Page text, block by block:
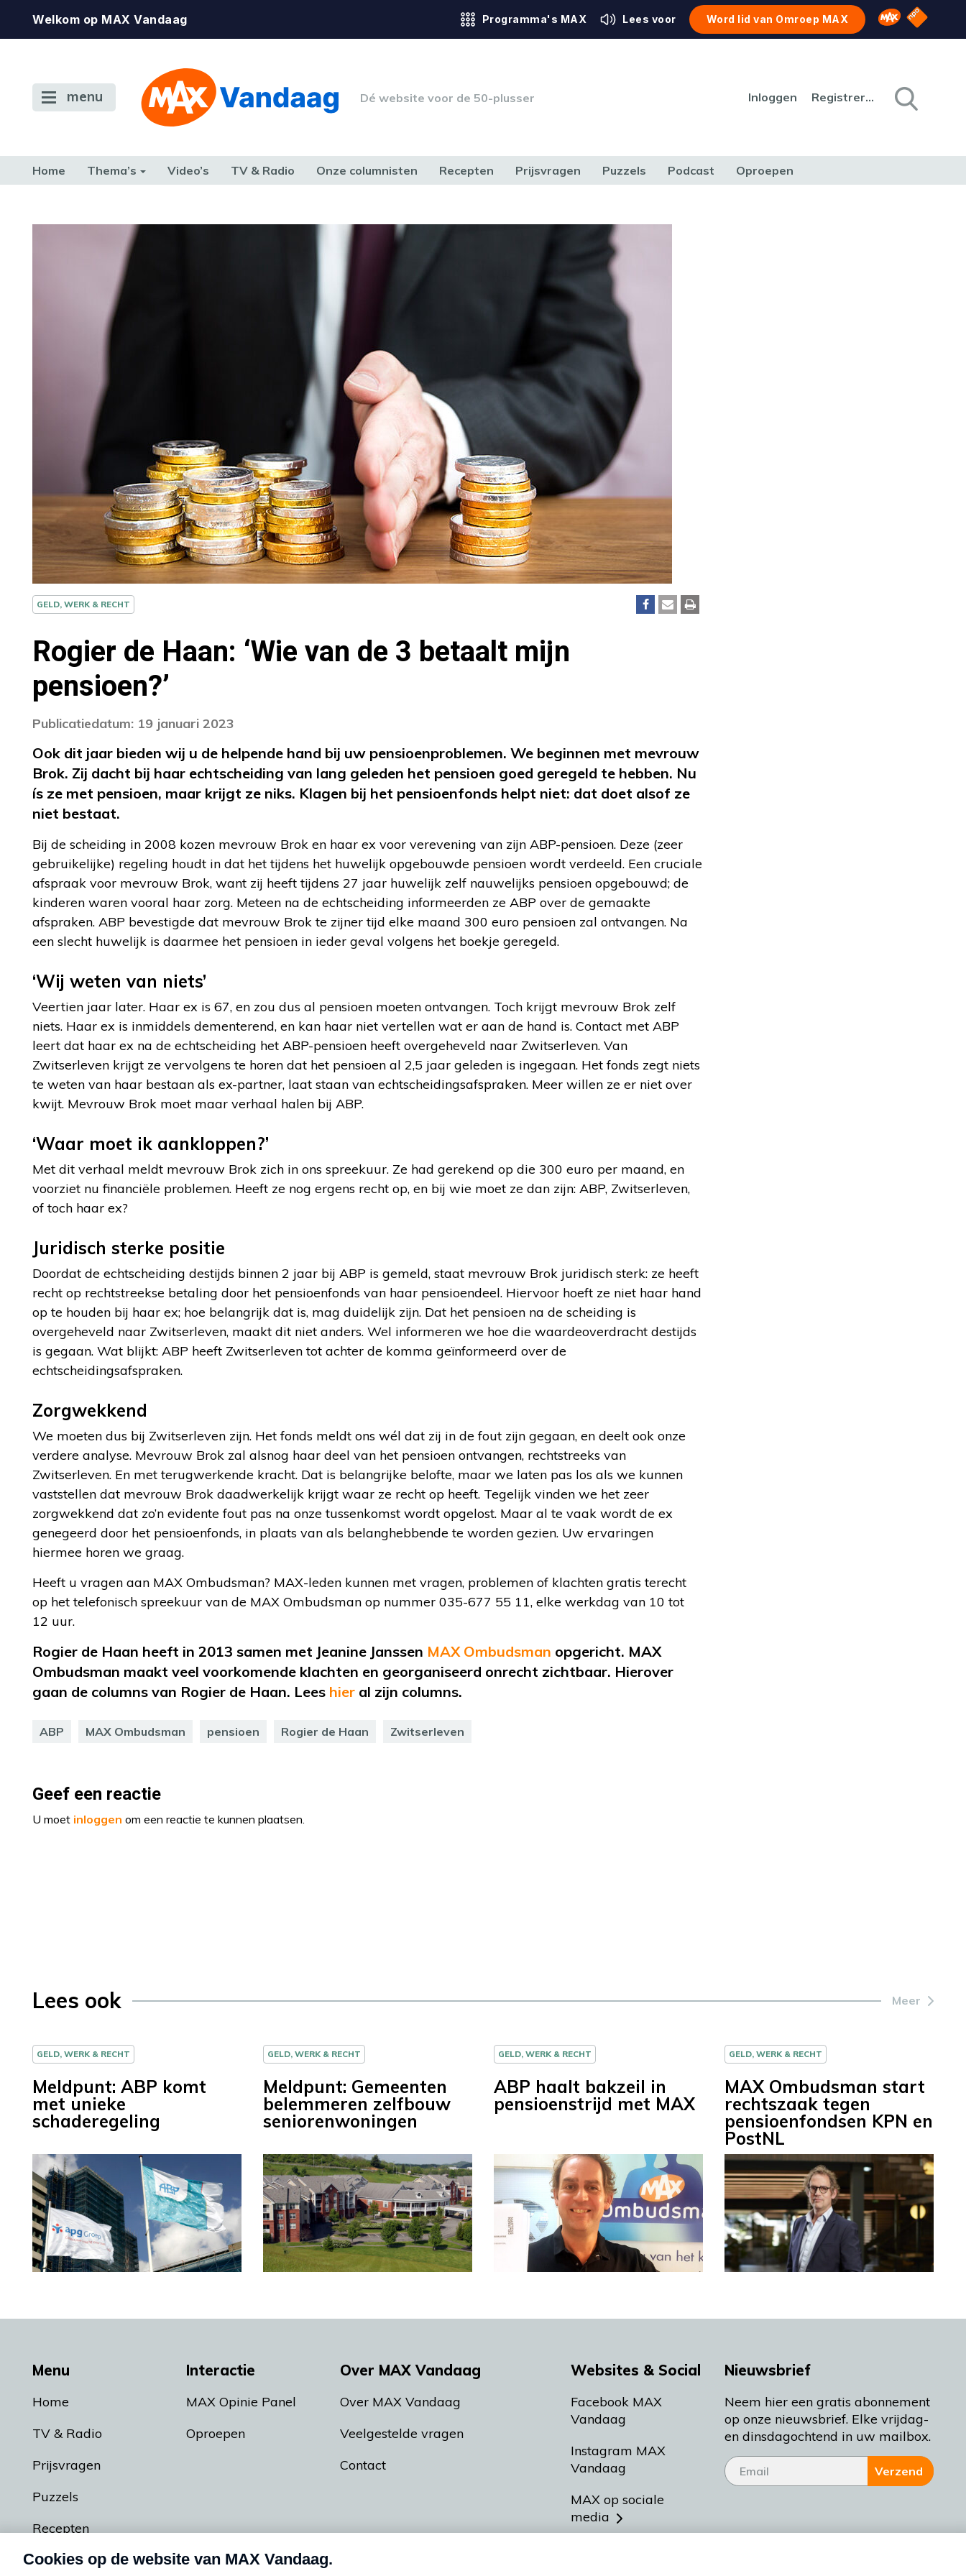
Welkom op MAX Vandaag Programma's MAX Lees voor Word lid van Omroep MAX Omroep MAX
NPO
menu Dé website voor de 50-plusser Inloggen Registreren
Home Thema’s Video’s TV & Radio Onze columnisten Recepten Prijsvragen Puzzels Podcast Oproepen
GELD, WERK & RECHT
Rogier de Haan: ‘Wie van de 3 betaalt mijn
pensioen?’
Publicatiedatum: 19 januari 2023
Ook dit jaar bieden wij u de helpende hand bij uw pensioenproblemen. We beginnen met mevrouw
Brok. Zij dacht bij haar echtscheiding van lang geleden het pensioen goed geregeld te hebben. Nu
ís ze met pensioen, maar krijgt ze niks. Klagen bij het pensioenfonds helpt niet: dat doet alsof ze
niet bestaat.
Bij de scheiding in 2008 kozen mevrouw Brok en haar ex voor verevening van zijn ABP-pensioen. Deze (zeer
gebruikelijke) regeling houdt in dat het tijdens het huwelijk opgebouwde pensioen wordt verdeeld. Een cruciale
afspraak voor mevrouw Brok, want zij heeft tijdens 27 jaar huwelijk zelf nauwelijks pensioen opgebouwd; de
kinderen waren vooral haar zorg. Meteen na de echtscheiding informeerden ze ABP over de gemaakte
afspraken. ABP bevestigde dat mevrouw Brok te zijner tijd elke maand 300 euro pensioen zal ontvangen. Na
een slecht huwelijk is daarmee het pensioen in ieder geval volgens het boekje geregeld.
‘Wij weten van niets’
Veertien jaar later. Haar ex is 67, en zou dus al pensioen moeten ontvangen. Toch krijgt mevrouw Brok zelf
niets. Haar ex is inmiddels dementerend, en kan haar niet vertellen wat er aan de hand is. Contact met ABP
leert dat haar ex na de echtscheiding het ABP-pensioen heeft overgeheveld naar Zwitserleven. Van
Zwitserleven krijgt ze vervolgens te horen dat het pensioen al 2,5 jaar geleden is ingegaan. Het fonds zegt niets
te weten van haar bestaan als ex-partner, laat staan van echtscheidingsafspraken. Meer willen ze er niet over
kwijt. Mevrouw Brok moet maar verhaal halen bij ABP.
‘Waar moet ik aankloppen?’
Met dit verhaal meldt mevrouw Brok zich in ons spreekuur. Ze had gerekend op die 300 euro per maand, en
voorziet nu financiële problemen. Heeft ze nog ergens recht op, en bij wie moet ze dan zijn: ABP, Zwitserleven,
of toch haar ex?
Juridisch sterke positie
Doordat de echtscheiding destijds binnen 2 jaar bij ABP is gemeld, staat mevrouw Brok juridisch sterk: ze heeft
recht op rechtstreekse betaling door het pensioenfonds van haar pensioendeel. Hiervoor hoeft ze niet haar hand
op te houden bij haar ex; hoe belangrijk dat is, mag duidelijk zijn. Dat het pensioen na de scheiding is
overgeheveld naar Zwitserleven, maakt dit niet anders. Wel informeren we hoe die waardeoverdracht destijds
is gegaan. Wat blijkt: ABP heeft Zwitserleven tot achter de komma geïnformeerd over de
echtscheidingsafspraken.
Zorgwekkend
We moeten dus bij Zwitserleven zijn. Het fonds meldt ons wél dat zij in de fout zijn gegaan, en deelt ook onze
verdere analyse. Mevrouw Brok zal alsnog haar deel van het pensioen ontvangen, rechtstreeks van
Zwitserleven. En met terugwerkende kracht. Dat is belangrijke belofte, maar we laten pas los als we kunnen
vaststellen dat mevrouw Brok daadwerkelijk krijgt waar ze recht op heeft. Tegelijk vinden we het zeer
zorgwekkend dat zo’n evidente fout pas na onze tussenkomst wordt opgelost. Maar al te vaak wordt de ex
genegeerd door het pensioenfonds, in plaats van als belanghebbende te worden gezien. Uw ervaringen
hiermee horen we graag.
Heeft u vragen aan MAX Ombudsman? MAX-leden kunnen met vragen, problemen of klachten gratis terecht
op het telefonisch spreekuur van de MAX Ombudsman op nummer 035-677 55 11, elke werkdag van 10 tot
12 uur.
Rogier de Haan heeft in 2013 samen met Jeanine Janssen MAX Ombudsman opgericht. MAX
Ombudsman maakt veel voorkomende klachten en georganiseerd onrecht zichtbaar. Hierover
gaan de columns van Rogier de Haan. Lees hier al zijn columns.
ABP MAX Ombudsman pensioen Rogier de Haan Zwitserleven
Geef een reactie
U moet inloggen om een reactie te kunnen plaatsen.
Lees ook Meer
GELD, WERK & RECHT
Meldpunt: ABP komt
met unieke
schaderegeling
GELD, WERK & RECHT
Meldpunt: Gemeenten
belemmeren zelfbouw
seniorenwoningen
GELD, WERK & RECHT
ABP haalt bakzeil in
pensioenstrijd met MAX
GELD, WERK & RECHT
MAX Ombudsman start
rechtszaak tegen
pensioenfondsen KPN en
PostNL
Menu
Home
TV & Radio
Prijsvragen
Puzzels
Recepten
Podcasts
Interactie
MAX Opinie Panel
Oproepen
Over MAX Vandaag
Over MAX Vandaag
Veelgestelde vragen
Contact
Websites & Social
Facebook MAX
Vandaag
Instagram MAX
Vandaag
MAX op sociale
media
Nieuwsbrief
Neem hier een gratis abonnement
op onze nieuwsbrief. Elke vrijdag-
en dinsdagochtend in uw mailbox.
Verzend